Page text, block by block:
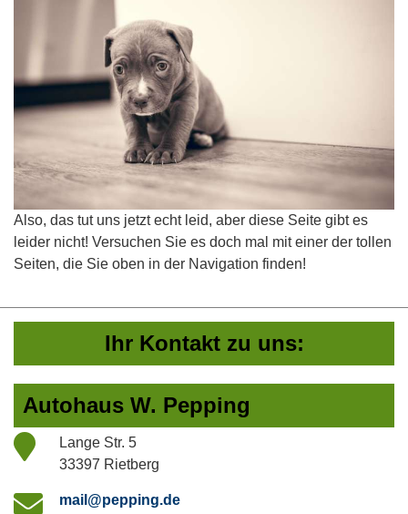
Also, das tut uns jetzt echt leid, aber diese Seite gibt es
leider nicht! Versuchen Sie es doch mal mit einer der tollen
Seiten, die Sie oben in der Navigation finden!
Ihr Kontakt zu uns:
Autohaus W. Pepping
Lange Str. 5
33397 Rietberg
mail@pepping.de